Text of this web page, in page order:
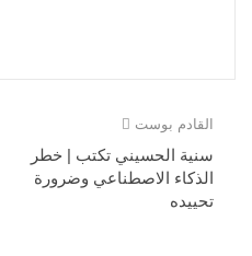
القادم بوست
سنية الحسيني تكتب | خطر
الذكاء الاصطناعي وضرورة
تحييده